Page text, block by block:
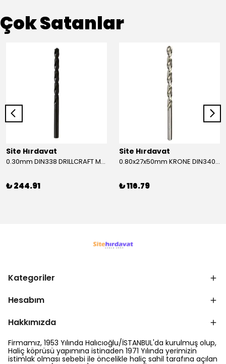
Çok Satanlar
Site Hırdavat
0.30mm DIN338 DRILLCRAFT MATKAP UCU HSS 10 Adet
₺ 244.91
Site Hırdavat
0.80x27x50mm KRONE DIN340 UZUN MATKAP UCU HSS 10 Adet
₺ 116.79
Kategoriler
Hesabım
Hakkımızda
Firmamız, 1953 Yılında Halıcıoğlu/İSTANBUL'da kurulmuş olup,
Haliç köprüsü yapımına istinaden 1971 Yılında yerimizin
istimlak olması sebebi ile öncelikle haliç sahil tarafına açılan